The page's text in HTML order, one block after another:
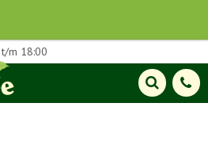
t/m 18:00